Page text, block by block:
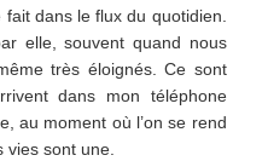
dans le flux du quotidien.
elle, souvent quand nous
très éloignés. Ce sont
dans mon téléphone
au moment où l’on se rend
vies sont une.